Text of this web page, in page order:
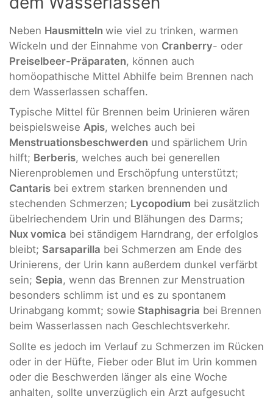
Neben Hausmitteln wie viel zu trinken, warmen
Wickeln und der Einnahme von Cranberry- oder
Preiselbeer-Präparaten, können auch
homöopathische Mittel Abhilfe beim Brennen nach
dem Wasserlassen schaffen.
Typische Mittel für Brennen beim Urinieren wären
beispielsweise Apis, welches auch bei
Menstruationsbeschwerden und spärlichem Urin
hilft; Berberis, welches auch bei generellen
Nierenproblemen und Erschöpfung unterstützt;
Cantaris bei extrem starken brennenden und
stechenden Schmerzen; Lycopodium bei zusätzlich
übelriechendem Urin und Blähungen des Darms;
Nux vomica bei ständigem Harndrang, der erfolglos
bleibt; Sarsaparilla bei Schmerzen am Ende des
Urinierens, der Urin kann außerdem dunkel verfärbt
sein; Sepia, wenn das Brennen zur Menstruation
besonders schlimm ist und es zu spontanem
Urinabgang kommt; sowie Staphisagria bei Brennen
beim Wasserlassen nach Geschlechtsverkehr.
Sollte es jedoch im Verlauf zu Schmerzen im Rücken
oder in der Hüfte, Fieber oder Blut im Urin kommen
oder die Beschwerden länger als eine Woche
anhalten, sollte unverzüglich ein Arzt aufgesucht